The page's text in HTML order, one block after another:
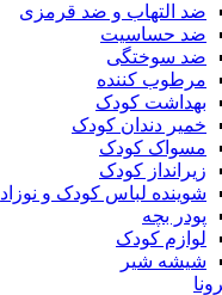
ضد التهاب و ضد قرمزی
ضد حساسیت
ضد سوختگی
مرطوب کننده
بهداشت کودک
خمیر دندان کودک
مسواک کودک
زیرانداز کودک
شوینده لباس کودک و نوزاد
پودر بچه
لوازم کودک
شیشه شیر